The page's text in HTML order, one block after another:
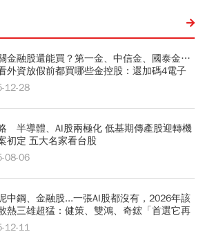
金融股還能買？第一金、中信金、國泰金…
外資放假前都買哪些金控股：還加碼4電子
12-28
半導體、AI股兩極化 低基期傳產股迎轉機
初定 五大名家看台股
08-06
中鋼、金融股...一張AI股都沒有，2026年該
熱三雄超猛：健策、雙鴻、奇鋐「首選它再
12-11